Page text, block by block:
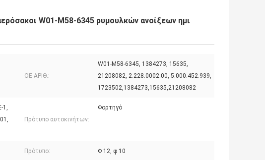
W01-M58-6345 ρυμουλκών ανοίξεων ημι
OE ΑΡΙΘ.:
W01-M58-6345, 1384273, 15635,
21208082, 2.228.0002.00, 5.000.452.939,
1723502,1384273,15635,21208082
1,
Πρότυπο αυτοκινήτων:
Φορτηγό
Πρότυπο: Φ 12, φ 10